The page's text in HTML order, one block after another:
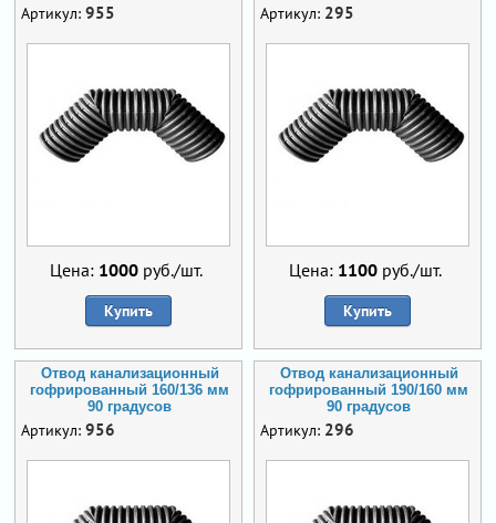
Артикул: 955
Цена: 1000руб./шт.
Купить
Артикул: 295
Цена: 1100руб./шт.
Купить
Отвод канализационный
гофрированный 160/136 мм
90 градусов
Артикул: 956
Отвод канализационный
гофрированный 190/160 мм
90 градусов
Артикул: 296